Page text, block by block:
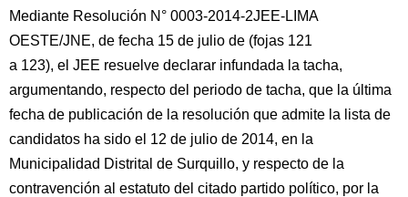
Mediante Resolución N° 0003-2014-2JEE-LIMA
OESTE/JNE, de fecha 15 de julio de (fojas 121
a 123), el JEE resuelve declarar infundada la tacha,
argumentando, respecto del periodo de tacha, que la última
fecha de publicación de la resolución que admite la lista de
candidatos ha sido el 12 de julio de 2014, en la
Municipalidad Distrital de Surquillo, y respecto de la
contravención al estatuto del citado partido político, por la